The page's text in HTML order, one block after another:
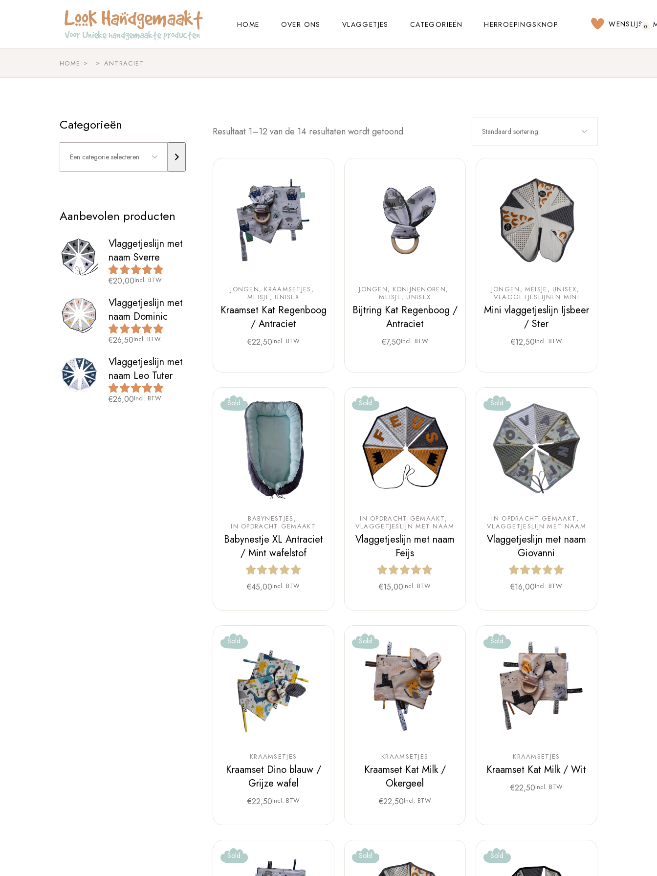
HOME OVER ONS VLAGGETJES CATEGORIEËN HERROEPINGSKNOP WENSLIJST
0
HOME ANTRACIET
Resultaat 1–12 van de 14 resultaten wordt getoond Standaard sortering
JONGEN
KRAAMSETJES
MEISJE
UNISEX
Kraamset Kat Regenboog
/ Antraciet
€22,50Incl. BTW
JONGEN
KONIJNENOREN
MEISJE
UNISEX
Bijtring Kat Regenboog /
Antraciet
€7,50Incl. BTW
JONGEN MEISJE
UNISEX
VLAGGETJESLIJNEN MINI
Mini vlaggetjeslijn Ijsbeer
/ Ster
€12,50Incl. BTW
Sold
BABYNESTJES
IN OPDRACHT GEMAAKT
Babynestje XL Antraciet
/ Mint wafelstof
€45,00Incl. BTW
Sold
IN OPDRACHT GEMAAKT
VLAGGETJESLIJN MET NAAM
Vlaggetjeslijn met naam
Feijs
€15,00Incl. BTW
Sold
IN OPDRACHT GEMAAKT
VLAGGETJESLIJN MET NAAM
Vlaggetjeslijn met naam
Giovanni
€16,00Incl. BTW
Sold
KRAAMSETJES
Kraamset Dino blauw /
Grijze wafel
€22,50Incl. BTW
Sold
KRAAMSETJES
Kraamset Kat Milk /
Okergeel
€22,50Incl. BTW
Sold
KRAAMSETJES
Kraamset Kat Milk / Wit
€22,50Incl. BTW
Sold Sold Sold
Categorieën
Een
categorie
selecteren
Aanbevolen producten
Vlaggetjeslijn met
naam Sverre
€20,00Incl. BTW
Vlaggetjeslijn met
naam Dominic
€26,50Incl. BTW
Vlaggetjeslijn met
naam Leo Tuter
€26,00Incl. BTW